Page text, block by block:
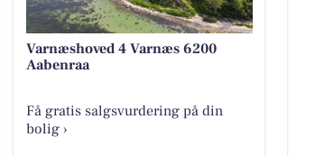
Varnæshoved 4 Varnæs 6200
Aabenraa
Få gratis salgsvurdering på din
bolig ›